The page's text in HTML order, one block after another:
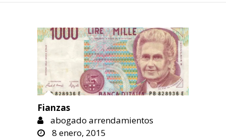
Fianzas
abogado arrendamientos
8 enero, 2015